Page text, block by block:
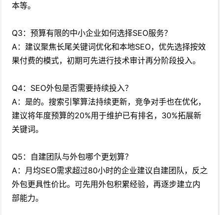
本等。
Q3：预算有限的中小企业如何选择SEO服务？
A：建议聚焦长尾关键词优化和本地SEO，优先选择按效
果付费的模式，初期可先进行技术审计再分阶段投入。
Q4：SEO外包是否需要持续投入？
A：是的。搜索引擎算法持续更新，竞争对手也在优化，
建议将年度预算的20%用于维护已有排名，30%拓展新
关键词。
Q5：自建团队与外包哪个更划算？
A：月均SEO需求超过80小时的企业建议自建团队，反之
外包更具性价比。可先用外包积累经验，再逐步建立内
部能力。